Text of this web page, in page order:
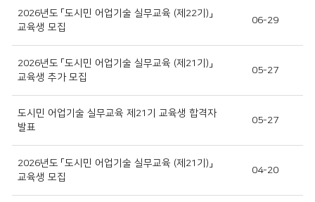
2026년도 「도시민 어업기술 실무교육 (제22기)」
교육생 모집
06-29
2026년도 「도시민 어업기술 실무교육 (제21기)」
교육생 추가 모집
05-27
도시민 어업기술 실무교육 제21기 교육생 합격자
발표
05-27
2026년도 「도시민 어업기술 실무교육 (제21기)」
교육생 모집
04-20